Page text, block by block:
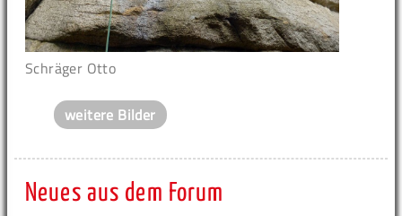
Schräger Otto
weitere Bilder
Neues aus dem Forum